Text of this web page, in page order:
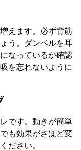
えます。必ず背筋
う。ダンベルを耳
なっているか確認
を忘れないように
です。動きが簡単
も効果がさほど変
ださい。